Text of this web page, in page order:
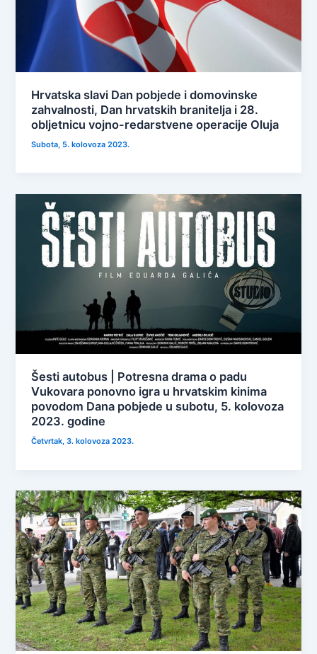
Hrvatska slavi Dan pobjede i domovinske
zahvalnosti, Dan hrvatskih branitelja i 28.
obljetnicu vojno-redarstvene operacije Oluja
Subota, 5. kolovoza 2023.
Šesti autobus | Potresna drama o padu
Vukovara ponovno igra u hrvatskim kinima
povodom Dana pobjede u subotu, 5. kolovoza
2023. godine
Četvrtak, 3. kolovoza 2023.